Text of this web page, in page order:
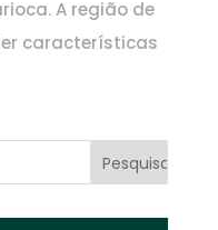
A região de
características